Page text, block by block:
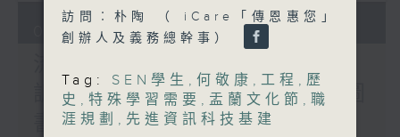
07/08/2026
訴專員主動調查康文署三項圖
書館服務
訪問︰朴陶 （ iCare「傳恩惠您」
創辦人及義務總幹事）
Tag: SEN學生 , 何敬康 , 工程 , 歷
史 , 特殊學習需要 , 盂蘭文化節 , 職
涯規劃 , 先進資訊科技基建